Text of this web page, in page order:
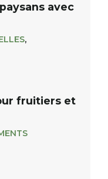
avec
,
fruitiers et